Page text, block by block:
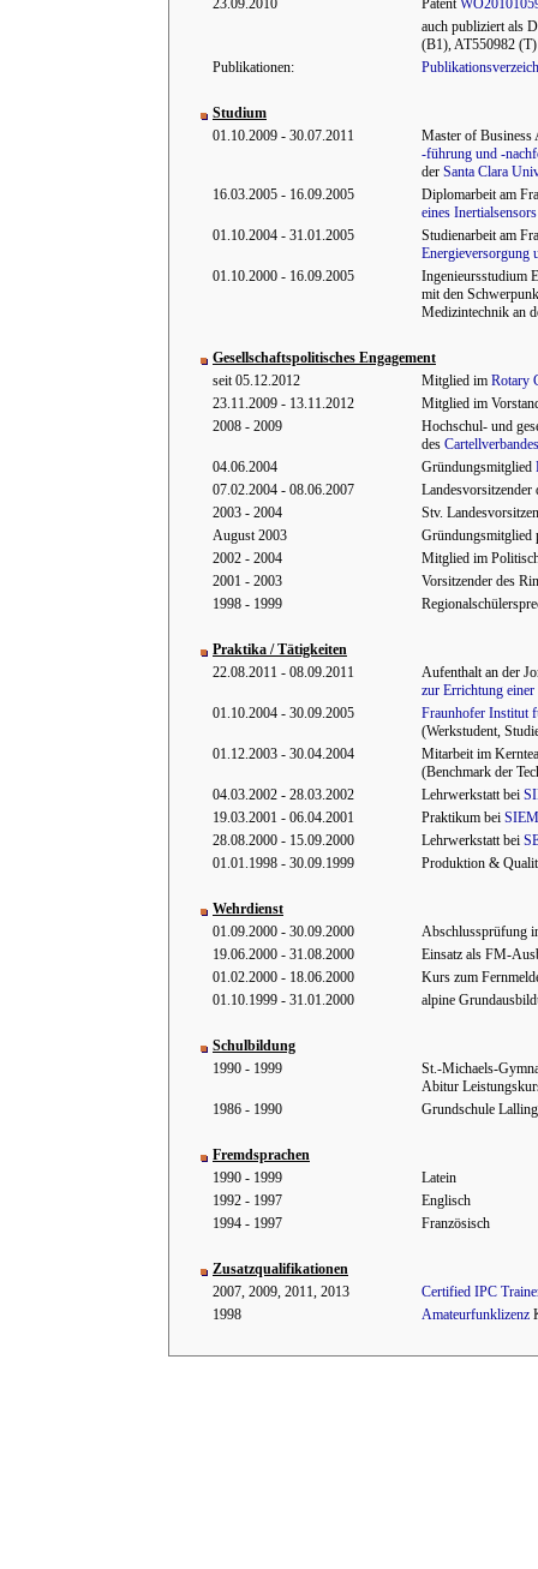
23.09.2010
Patent
auch publiziert als
(B1), AT550982 (T)
Publikationen:
Studium
01.10.2009 - 30.07.2011
Master of
-führung und -
der Santa Clara
16.03.2005 - 16.09.2005
Diplomarbeit am
eines
01.10.2004 - 31.01.2005
Studienarbeit am
Energieversorgung
01.10.2000 - 16.09.2005
Ingenieursstudium
mit den
Medizintechnik an
Gesellschaftspolitisches Engagement
seit 05.12.2012
Mitglied im Rotary
23.11.2009 - 13.11.2012
Mitglied im
2008 - 2009
Hochschul- und
des Cartellverbandes
04.06.2004
Gründungsmitglied
07.02.2004 - 08.06.2007
Landesvorsitzender
2003 - 2004
Stv.
August 2003
2002 - 2004
Mitglied im
2001 - 2003
Vorsitzender des
1998 - 1999
Praktika / Tätigkeiten
22.08.2011 - 08.09.2011
Aufenthalt an der
zur Errichtung
01.10.2004 - 30.09.2005
Fraunhofer Institut
(Werkstudent,
01.12.2003 - 30.04.2004
Mitarbeit im
(Benchmark der
04.03.2002 - 28.03.2002
Lehrwerkstatt bei
19.03.2001 - 06.04.2001
Praktikum bei
28.08.2000 - 15.09.2000
Lehrwerkstatt bei
01.01.1998 - 30.09.1999
Produktion &
Wehrdienst
01.09.2000 - 30.09.2000
Abschlussprüfung
19.06.2000 - 31.08.2000
Einsatz als FM-
01.02.2000 - 18.06.2000
Kurs zum
01.10.1999 - 31.01.2000
alpine
Schulbildung
1990 - 1999
St.-Michaels-
Abitur
1986 - 1990
Grundschule Lalling
Fremdsprachen
1990 - 1999
Latein
1992 - 1997
Englisch
1994 - 1997
Französisch
Zusatzqualifikationen
2007, 2009, 2011, 2013
Certified IPC
1998
Amateurfunklizenz